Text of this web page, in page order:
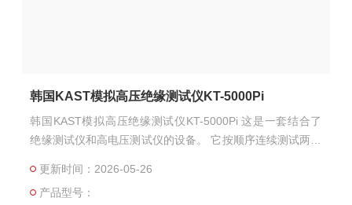
韩国KAST模拟高压绝缘测试仪KT-5000Pi
韩国KAST模拟高压绝缘测试仪KT-5000Pi 这是一套结合了
绝缘测试仪和高电压测试仪的设备。 它按顺序连续测试两种
试设为先测试的项目。 高电压测试仪配有漏电电流表，因此
操作人员可以在测试时查看漏电值。而且绝缘测试仪的预设
更新时间：2026-05-26
产品型号：